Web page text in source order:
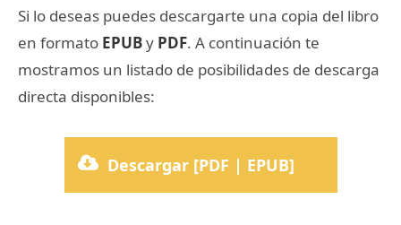
Si lo deseas puedes descargarte una copia del libro
en formato EPUBy PDF. A continuación te
mostramos un listado de posibilidades de descarga
directa disponibles:
Descargar [PDF | EPUB]